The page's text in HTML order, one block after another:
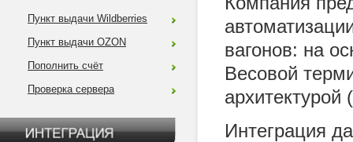
Пункт выдачи Wildberries
Пункт выдачи OZON
Пополнить счёт
Проверка сервера
вагонов: на
Весовой
Интеграция